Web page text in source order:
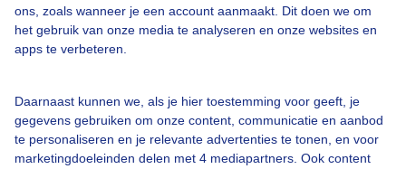
ons, zoals wanneer je een account aanmaakt. Dit doen we om
het gebruik van onze media te analyseren en onze websites en
apps te verbeteren.
Daarnaast kunnen we, als je hier toestemming voor geeft, je
gegevens gebruiken om onze content, communicatie en aanbod
te personaliseren en je relevante advertenties te tonen, en voor
marketingdoeleinden delen met 4 mediapartners. Ook content
Een moment geduld aub...